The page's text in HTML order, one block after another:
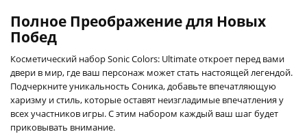
Полное Преображение для Новых
Побед
Косметический набор Sonic Colors: Ultimate откроет перед вами
двери в мир, где ваш персонаж может стать настоящей легендой.
Подчеркните уникальность Соника, добавьте впечатляющую
харизму и стиль, которые оставят неизгладимые впечатления у
всех участников игры. С этим набором каждый ваш шаг будет
приковывать внимание.